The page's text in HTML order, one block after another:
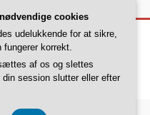
ThemeDesigned By
37 40 77 39
cookies
udelukkende for at sikre,
fungerer korrekt.
af os og slettes
session slutter eller efter